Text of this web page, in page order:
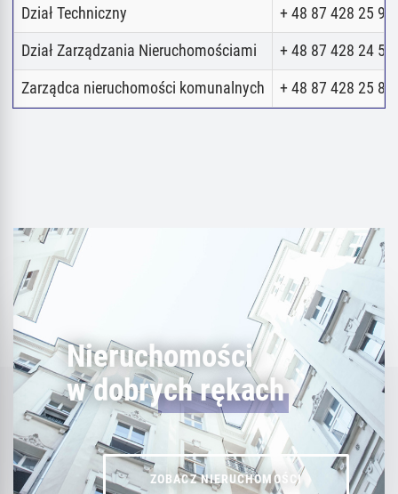
Dział Techniczny + 48 87 428 25 98
Dział Zarządzania Nieruchomościami + 48 87 428 24 52
Zarządca nieruchomości komunalnych + 48 87 428 25 80
Nieruchomości
w dobrych rękach
ZOBACZ NIERUCHOMOŚCI